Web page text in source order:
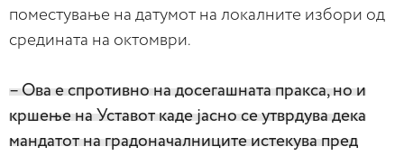
поместување на датумот на локалните избори од
средината на октомври.
– Ова е спротивно на досегашната пракса, но и
кршење на Уставот каде јасно се утврдува дека
мандатот на градоначалниците истекува пред